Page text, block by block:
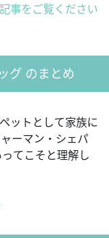
事をご覧ください
ジャーマン・シェパード・ドッグ のまとめ
ットとして家族に
ーマン・シェパ
てこそと理解し